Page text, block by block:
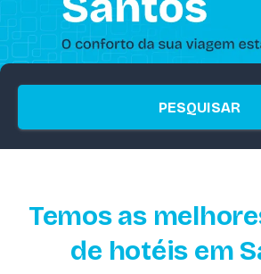
PESQUISAR
Temos as
de hotéis em